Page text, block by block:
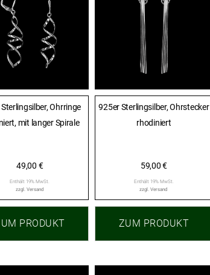
Ohrringe
mit langer Spirale
49,00 €
Enthält 19% MwSt.
zzgl. Versand
PRODUKT
925er Sterlingsilber, Ohrstecker
rhodiniert
59,00€
Enthält 19% MwSt.
zzgl.Versand
ZUM PRODUKT